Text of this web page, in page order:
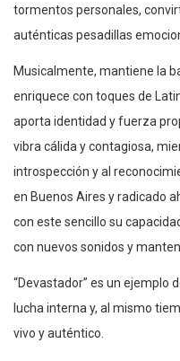
tormentos personales,
auténticas pesadillas
Musicalmente, mantiene la
enriquece con toques de
aporta identidad y fuerza
vibra cálida y contagiosa,
introspección y al
en Buenos Aires y radicado
con este sencillo su
con nuevos sonidos y
“Devastador” es un ejemplo
lucha interna y, al mismo
vivo y auténtico.